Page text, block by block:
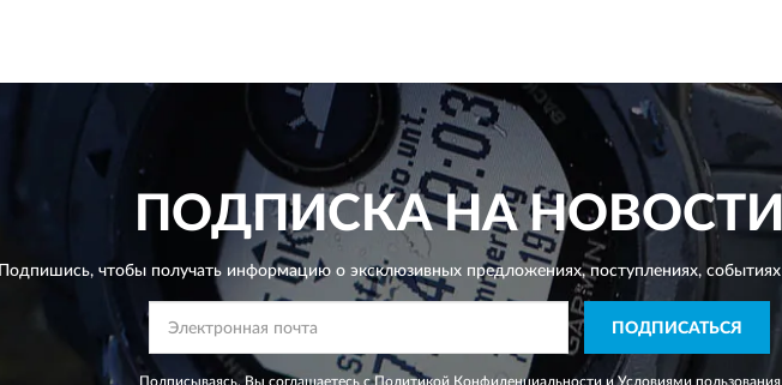
ПОДПИСКА НА НОВОСТИ
Подпишись, чтобы получать информацию о эксклюзивных предложениях,поступлениях,
ПОДПИСАТЬСЯ
Подписываясь, Вы соглашаетесь сПолитикой Конфиденциальности иУсловиями пользования